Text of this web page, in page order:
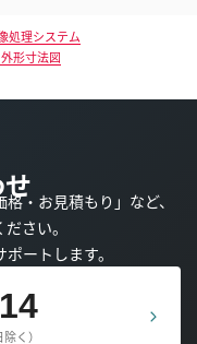
処理システム
形寸法図
・お見積もり」など、
さい。
ートします。
く）